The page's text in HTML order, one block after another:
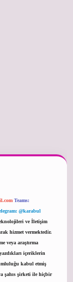
Teams:
@karabul
ve İletişim
hizmet vermektedir.
veya araştırma
içeriklerin
kabul etmiş
şahıs şirketi ile hiçbir